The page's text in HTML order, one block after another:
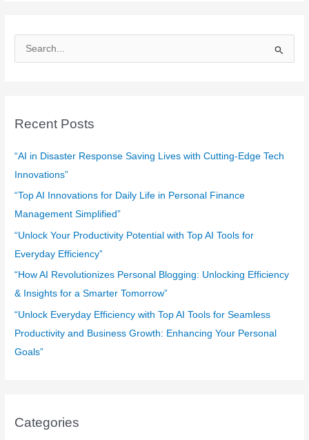
e
c
f
o
r
:
Recent Posts
“AI in Disaster Response Saving Lives with Cutting-Edge Tech
Innovations”
“Top AI Innovations for Daily Life in Personal Finance
Management Simplified”
“Unlock Your Productivity Potential with Top AI Tools for
Everyday Efficiency”
“How AI Revolutionizes Personal Blogging: Unlocking Efficiency
& Insights for a Smarter Tomorrow”
“Unlock Everyday Efficiency with Top AI Tools for Seamless
Productivity and Business Growth: Enhancing Your Personal
Goals”
Categories